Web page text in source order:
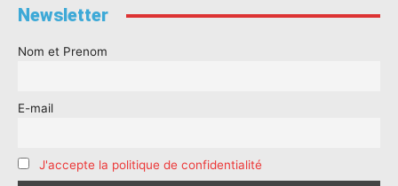
Newsletter
Nom et Prenom
E-mail
J'accepte la politique de confidentialité